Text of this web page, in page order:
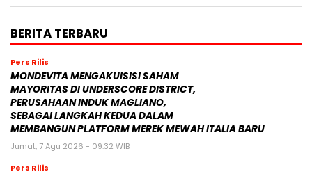
BERITA TERBARU
Pers Rilis
MONDEVITA MENGAKUISISI SAHAM
MAYORITAS DI UNDERSCORE DISTRICT,
PERUSAHAAN INDUK MAGLIANO,
SEBAGAI LANGKAH KEDUA DALAM
MEMBANGUN PLATFORM MEREK MEWAH ITALIA BARU
Jumat, 7 Agu 2026 - 09:32 WIB
Pers Rilis